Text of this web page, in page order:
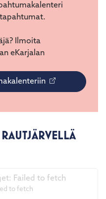
Ilmoita
eKarjalan
Failed to fetch
to fetch